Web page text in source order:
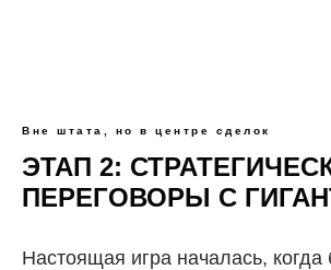
Вне штата, но в центре сделок
ЭТАП 2:
ПЕРЕГОВОРЫ С
Настоящая игра началась,